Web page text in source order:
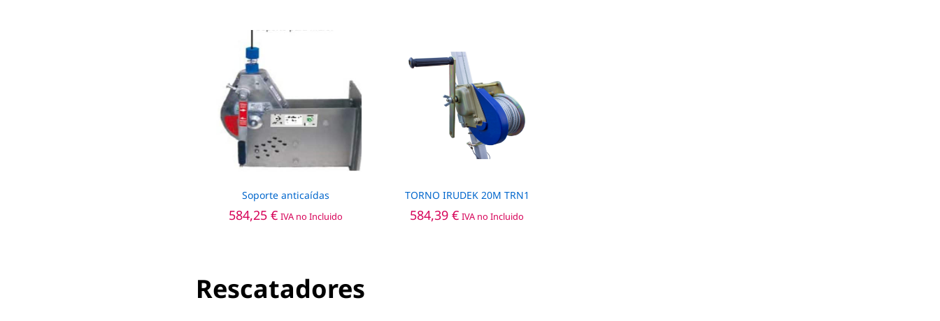
Soporte anticaídas
584,25€ IVA no Incluido
584,25€
TORNO IRUDEK 20M TRN1
584,39€ IVA no Incluido
584,39€
Rescatadores